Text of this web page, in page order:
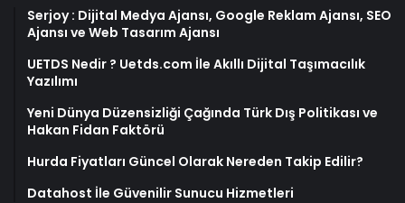
Serjoy : Dijital Medya Ajansı, Google Reklam Ajansı, SEO
Ajansı ve Web Tasarım Ajansı
UETDS Nedir ? Uetds.com İle Akıllı Dijital Taşımacılık
Yazılımı
Yeni Dünya Düzensizliği Çağında Türk Dış Politikası ve
Hakan Fidan Faktörü
Hurda Fiyatları Güncel Olarak Nereden Takip Edilir?
Datahost İle Güvenilir Sunucu Hizmetleri